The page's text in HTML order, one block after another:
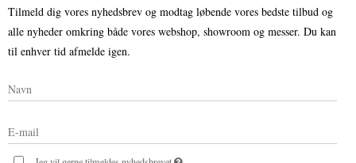
Tilmeld dig vores nyhedsbrev og modtag løbende vores bedste tilbud og
alle nyheder omkring både vores webshop, showroom og messer. Du kan
til enhver tid afmelde igen.